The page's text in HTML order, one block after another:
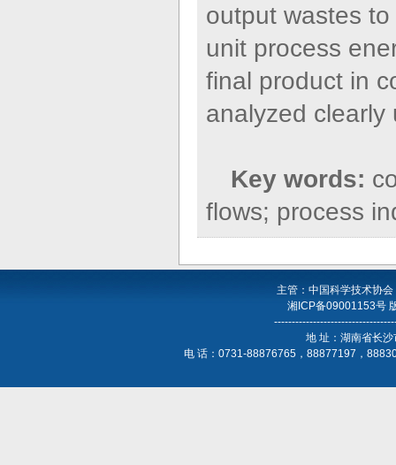
output wastes
unit process
final product in
analyzed clearly
Key words:
flows; process
主管：中国科学技术协
湘ICP备09001153号
地 址：湖南省长
电 话：0731-88876765，88877197，